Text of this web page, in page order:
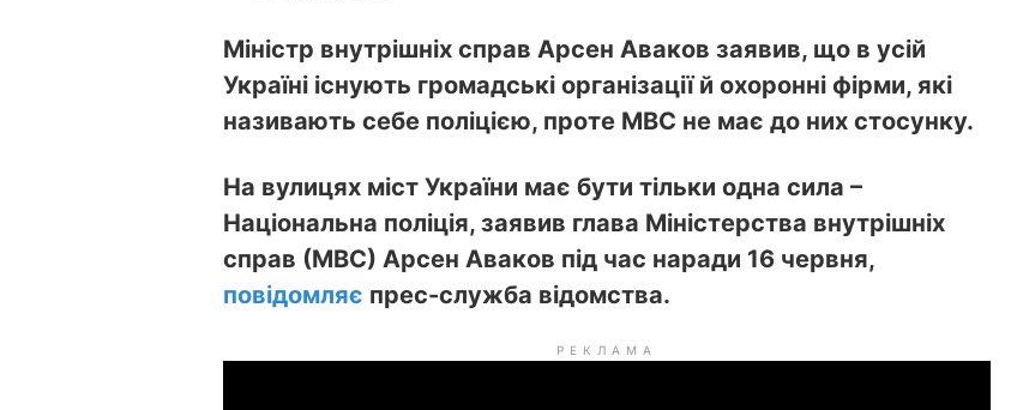
Міністр внутрішніх справ Арсен Аваков заявив, що в усій
Україні існують громадські організації й охоронні фірми, які
називають себе поліцією, проте МВС не має до них стосунку.
На вулицях міст України має бути тільки одна сила –
Національна поліція, заявив глава Міністерства внутрішніх
справ (МВС) Арсен Аваков під час наради 16 червня,
повідомляє прес-служба відомства.
РЕКЛАМА